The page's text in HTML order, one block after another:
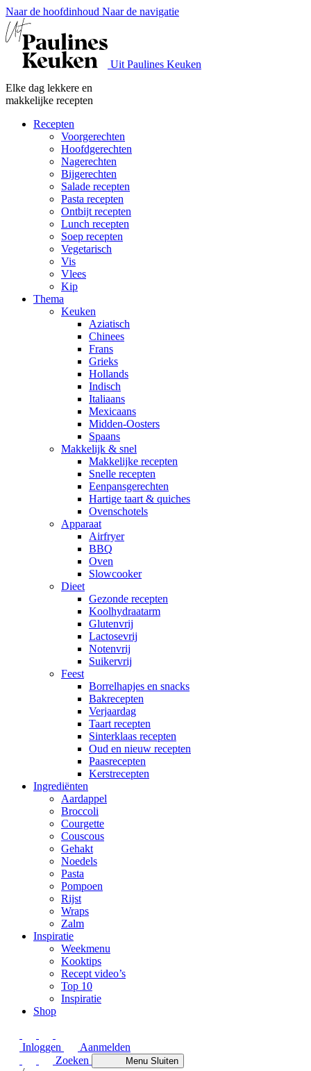
Naar de hoofdinhoud Naar de navigatie
Uit Paulines Keuken
Elke dag lekkere en
makkelijke recepten
Recepten
Voorgerechten
Hoofdgerechten
Nagerechten
Bijgerechten
Salade recepten
Pasta recepten
Ontbijt recepten
Lunch recepten
Soep recepten
Vegetarisch
Vis
Vlees
Kip
Thema
Keuken
Aziatisch
Chinees
Frans
Grieks
Hollands
Indisch
Italiaans
Mexicaans
Midden-Oosters
Spaans
Makkelijk & snel
Makkelijke recepten
Snelle recepten
Eenpansgerechten
Hartige taart & quiches
Ovenschotels
Apparaat
Airfryer
BBQ
Oven
Slowcooker
Dieet
Gezonde recepten
Koolhydraatarm
Glutenvrij
Lactosevrij
Notenvrij
Suikervrij
Feest
Borrelhapjes en snacks
Bakrecepten
Verjaardag
Taart recepten
Sinterklaas recepten
Oud en nieuw recepten
Paasrecepten
Kerstrecepten
Ingrediënten
Aardappel
Broccoli
Courgette
Couscous
Gehakt
Noedels
Pasta
Pompoen
Rijst
Wraps
Zalm
Inspiratie
Weekmenu
Kooktips
Recept video’s
Top 10
Inspiratie
Shop
Inloggen
Aanmelden
Zoeken
MenuSluiten